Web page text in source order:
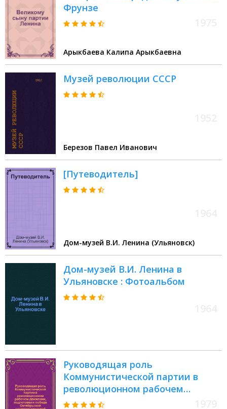
Фрунзе
Арыкбаева Калипа Арыкбаевна
Музей революции СССР
Березов Павел Иванович
[Путеводитель]
Дом-музей В.И. Ленина (Ульяновск)
Дом-музей В.И. Ленина в
Ульяновске : Фотоальбом
Руководящая роль
Коммунистической партии в
революционном рабочем
движении, подготовке и победе